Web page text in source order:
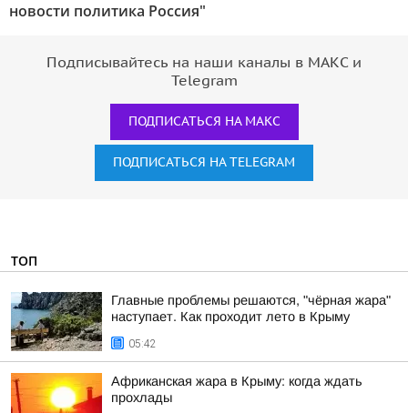
новости политика Россия"
Подписывайтесь на наши каналы в МАКС и
Telegram
ПОДПИСАТЬСЯ НА МАКС
ПОДПИСАТЬСЯ НА TELEGRAM
ТОП
Главные проблемы решаются, "чёрная жара"
наступает. Как проходит лето в Крыму
05:42
Африканская жара в Крыму: когда ждать
прохлады